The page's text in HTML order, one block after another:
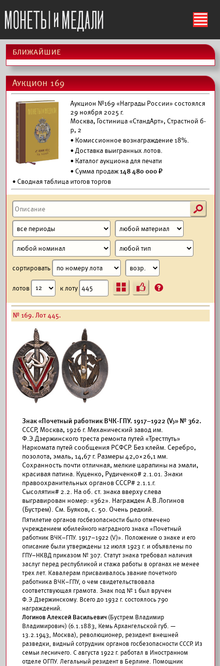
ś
ближайшие
Аукцион 169
Аукцион №169 «Награды России» состоялся
29 ноября 2025 г.
Москва, Гостиница «СтандАрт», Страстной б-
р, 2
• Комиссионное вознаграждение 18%.
• Доставка выигранных лотов.
• Каталог аукциона для печати
• Сумма продаж148 480 000 ₽
• Сводная таблица итогов торгов
s
сортировать
лотов к лоту Ъ ?
№ 169. Лот 445.
Знак «Почетный работник ВЧК-ГПУ. 1917–1922 (V)» № 362.
СССР, Москва, 1926 г. Механический завод им.
Ф.Э.Дзержинского треста ремонта путей «Трестпуть»
Наркомата путей сообщения РСФСР. Без клейм. Серебро,
позолота, эмаль, 14,67 г. Размеры 42,0×26,1 мм.
Сохранность почти отличная, мелкие царапины на эмали,
красивая патина. Куценко, Рудиченко# 2.1.01. Знаки
правоохранительных органов СССР# 2.1.1.г.
Сысолятин# 2.2. На об. ст. знака вверху слева
выгравирован номер: «362». Награжден А.В.Логинов
(Бустрем). См. Буяков, с. 50. Очень редкий.
Пятилетие органов госбезопасности было отмечено
учреждением юбилейного наградного знака «Почетный
работник ВЧК–ГПУ. 1917–1922 (V)». Положение о знаке и его
описание были утверждены 12 июля 1923 г. и объявлены по
ГПУ–НКВД приказом № 307. Статут знака требовал наличия
заслуг перед республикой и стажа работы в органах не менее
трех лет. Кавалерам присваивалось звание почетного
работника ВЧК–ГПУ, о чем свидетельствовала
соответствующая грамота. Знак под № 1 был вручен
Ф.Э.Дзержинскому. Всего до 1932 г. состоялось 790
награждений.
Логинов Алексей Васильевич (Бустрем Владимир
Владимирович) (6.1.1883, Кемь Архангельской губ. —
13.2.1943, Москва), революционер, резидент внешней
разведки, видный сотрудник органов госбезопасности СССР. Из
семьи лесничего. С августа 1922 г. работал в Иностранном
отделе ОГПУ. Легальный резидент в Берлине. Помощник